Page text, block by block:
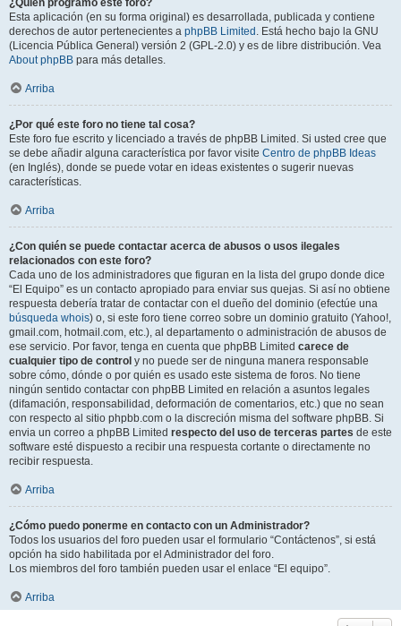
¿Quién programó este foro?
Esta aplicación (en su forma original) es desarrollada, publicada y contiene
derechos de autor pertenecientes a phpBB Limited . Está hecho bajo la GNU
(Licencia Pública General) versión 2 (GPL-2.0) y es de libre distribución. Vea
About phpBB para más detalles.
Arriba
¿Por qué este foro no tiene tal cosa?
Este foro fue escrito y licenciado a través de phpBB Limited. Si usted cree que
se debe añadir alguna característica por favor visite Centro de phpBB Ideas
(en Inglés), donde se puede votar en ideas existentes o sugerir nuevas
características.
Arriba
¿Con quién se puede contactar acerca de abusos o usos ilegales
relacionados con este foro?
Cada uno de los administradores que figuran en la lista del grupo donde dice
“El Equipo” es un contacto apropiado para enviar sus quejas. Si así no obtiene
respuesta debería tratar de contactar con el dueño del dominio (efectúe una
búsqueda whois) o, si este foro tiene correo sobre un dominio gratuito (Yahoo!,
gmail.com, hotmail.com, etc.), al departamento o administración de abusos de
ese servicio. Por favor, tenga en cuenta que phpBB Limited carece de
cualquier tipo de control y no puede ser de ninguna manera responsable
sobre cómo, dónde o por quién es usado este sistema de foros. No tiene
ningún sentido contactar con phpBB Limited en relación a asuntos legales
(difamación, responsabilidad, deformación de comentarios, etc.) que no sean
con respecto al sitio phpbb.com o la discreción misma del software phpBB. Si
envia un correo a phpBB Limited respecto del uso de terceras partes de este
software esté dispuesto a recibir una respuesta cortante o directamente no
recibir respuesta.
Arriba
¿Cómo puedo ponerme en contacto con un Administrador?
Todos los usuarios del foro pueden usar el formulario “Contáctenos”, si está
opción ha sido habilitada por el Administrador del foro.
Los miembros del foro también pueden usar el enlace “El equipo”.
Arriba